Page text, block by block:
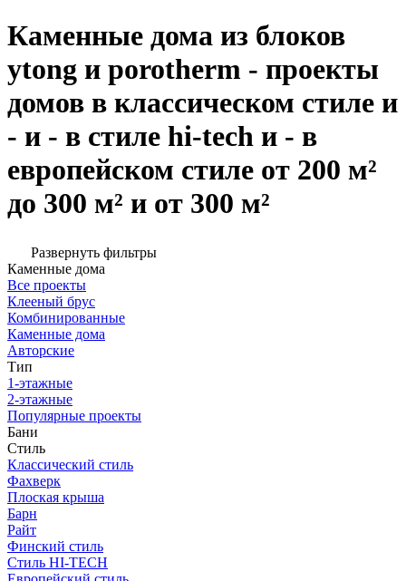
Каменные дома из блоков
ytong и porotherm - проекты
домов в классическом стиле и
- и - в стиле hi-tech и - в
европейском стиле от 200 м²
до 300 м² и от 300 м²
Развернуть фильтры
Каменные дома
Все проекты
Клееный брус
Комбинированные
Каменные дома
Авторские
Тип
1-этажные
2-этажные
Популярные проекты
Бани
Стиль
Классический стиль
Фахверк
Плоская крыша
Барн
Райт
Финский стиль
Стиль HI-TECH